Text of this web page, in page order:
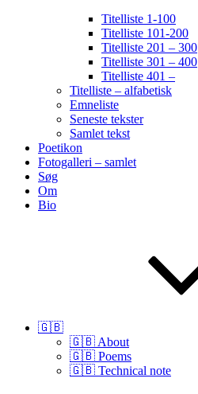
Titelliste 1-100
Titelliste 101-200
Titelliste 201 – 300
Titelliste 301 – 400
Titelliste 401 –
Titelliste – alfabetisk
Emneliste
Seneste tekster
Samlet tekst
Poetikon
Fotogalleri – samlet
Søg
Om
Bio
🇬🇧
🇬🇧 About
🇬🇧 Poems
🇬🇧 Technical note